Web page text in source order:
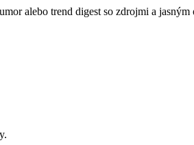
alebo trend digest so zdrojmi a